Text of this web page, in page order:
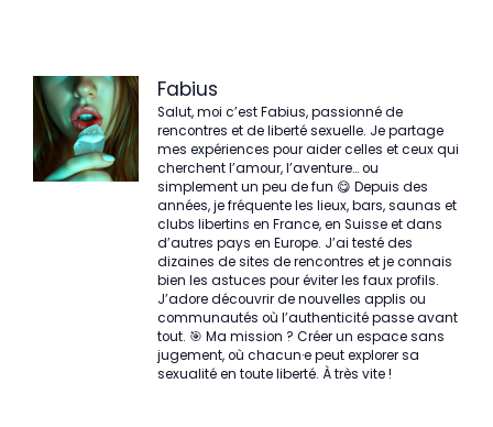
Fabius
Salut, moi c’est Fabius, passionné de
rencontres et de liberté sexuelle. Je partage
mes expériences pour aider celles et ceux qui
cherchent l’amour, l’aventure… ou
simplement un peu de fun 😋 Depuis des
années, je fréquente les lieux, bars, saunas et
clubs libertins en France, en Suisse et dans
d’autres pays en Europe. J’ai testé des
dizaines de sites de rencontres et je connais
bien les astuces pour éviter les faux profils.
J’adore découvrir de nouvelles applis ou
communautés où l’authenticité passe avant
tout. 🎯 Ma mission ? Créer un espace sans
jugement, où chacun·e peut explorer sa
sexualité en toute liberté. À très vite !